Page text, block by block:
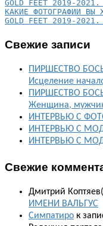
КАКИЕ ФОТОГРАФИИ ВЫ
GOLD FEET 2019-
Свежие записи
ПИРШЕСТВО
Исцеление
ПИРШЕСТВО
Женщина,
ИНТЕРВЬЮ С
ИНТЕРВЬЮ С
ИНТЕРВЬЮ С
Свежие
Дмитрий
ИМЕНИ ВАЛЬГУС
Симпатиро к